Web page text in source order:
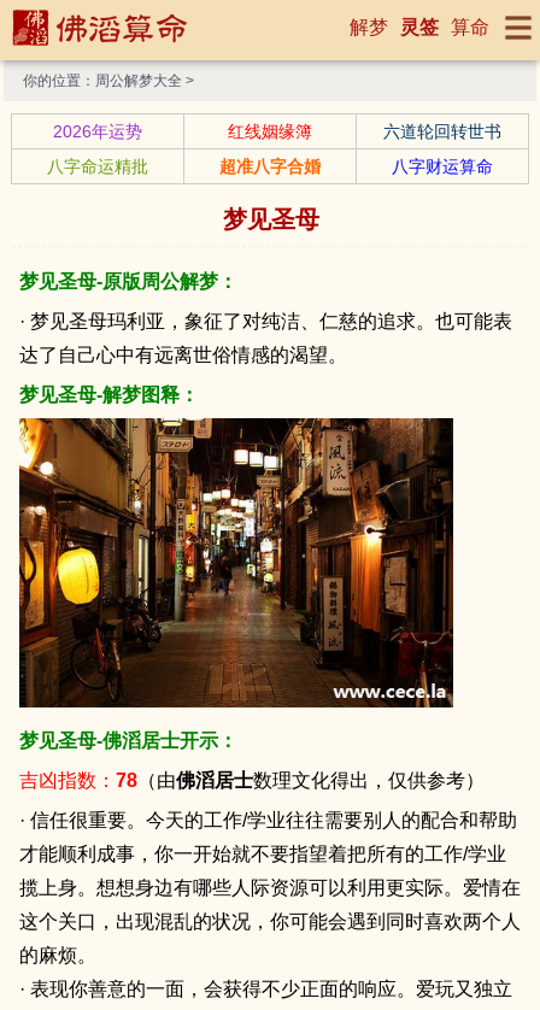
解梦 灵签 算命
你的位置： 周公解梦大全 >
2026年运势 红线姻缘簿
六道轮回转世书
八字命运精批
超准八字合婚 八字财运算命
梦见圣母
梦见圣母-原版周公解梦：
· 梦见圣母玛利亚，象征了对纯洁、仁慈的追求。也可能表
达了自己心中有远离世俗情感的渴望。
梦见圣母-解梦图释：
梦见圣母-佛滔居士开示：
吉凶指数： 78 （由佛滔居士数理文化得出，仅供参考）
· 信任很重要。今天的工作/学业往往需要别人的配合和帮助
才能顺利成事，你一开始就不要指望着把所有的工作/学业
揽上身。想想身边有哪些人际资源可以利用更实际。爱情在
这个关口，出现混乱的状况，你可能会遇到同时喜欢两个人
的麻烦。
· 表现你善意的一面，会获得不少正面的响应。爱玩又独立